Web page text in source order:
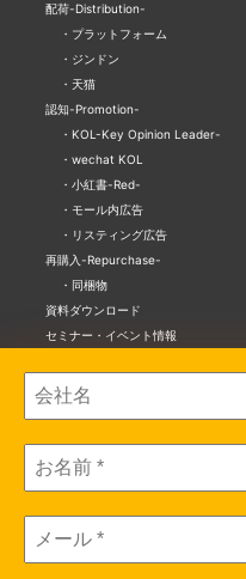
配荷-Distribution-
プラットフォーム
ジンドン
天猫
認知-Promotion-
KOL-Key Opinion Leader-
wechat KOL
小紅書-Red-
モール内広告
リスティング広告
再購入-Repurchase-
同梱物
資料ダウンロード
セミナー・イベント情報
セミナーレポート
個人情報保護法にもとづく公表事項